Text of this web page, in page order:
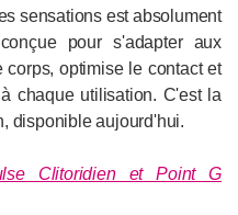
sensations est absolument
pour s'adapter aux
optimise le contact et
chaque utilisation. C'est la
disponible aujourd'hui.
Clitoridien et Point G